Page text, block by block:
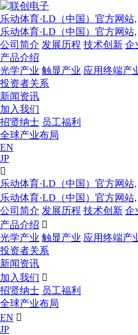
乐动体育·LD（中国）官方网站,
乐动体育·LD（中国）官方网站,
公司简介 发展历程 技术创新 企
产品介绍
光学产业 触显产业 应用终端产
投资者关系
新闻资讯
加入我们
招贤纳士 员工福利
全球产业布局
EN
JP

乐动体育·LD（中国）官方网站,
乐动体育·LD（中国）官方网站,
公司简介 发展历程 技术创新 企
产品介绍 
光学产业 触显产业 应用终端产
投资者关系
新闻资讯
加入我们 
招贤纳士 员工福利
全球产业布局
EN 
JP